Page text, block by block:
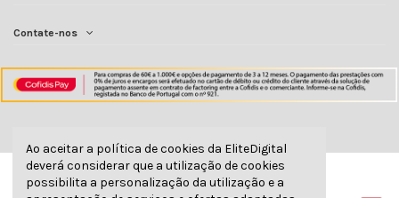
Contate-nos
Ao aceitar a política de cookies da EliteDigital
deverá considerar que a utilização de cookies
possibilita a personalização da utilização e a